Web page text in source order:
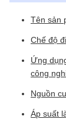
Tên sản
Chế độ
Ứng
công
Nguồn
Áp suất